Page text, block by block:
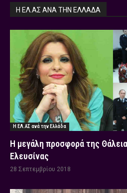
Η ΕΛ.ΑΣ ΑΝΆ ΤΗΝ ΕΛΛΆΔΑ
Η ΕΛ.ΑΣ ανά την Ελλάδα
Η μεγάλη προσφορά της
Ελευσίνας
28 Σεπτεμβρίου 2018